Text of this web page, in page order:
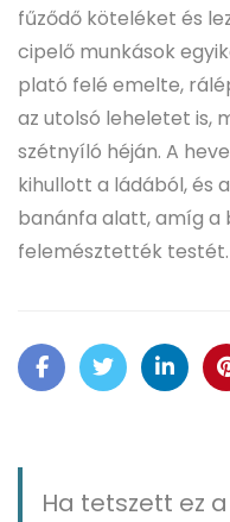
fűződő köteléket és
cipelő munkások
plató felé emelte,
az utolsó leheletet is,
szétnyíló héján. A
kihullott a ládából, és
banánfa alatt, amíg a
felemésztették testét.
Ha tetszett ez